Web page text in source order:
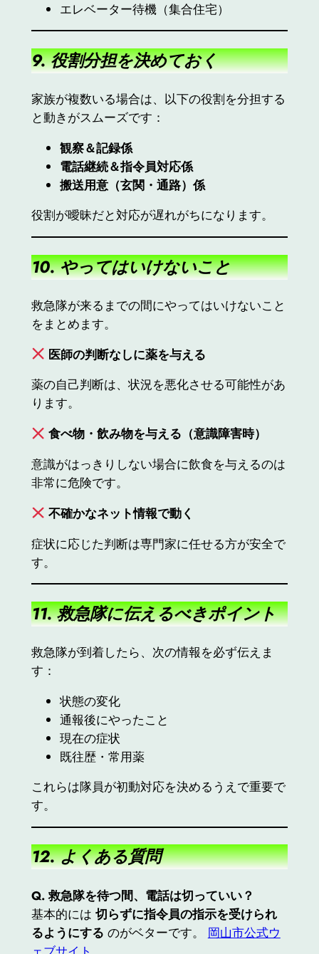
エレベーター待機（集合住宅）
9. 役割分担を決めておく
家族が複数いる場合は、以下の役割を分担する
と動きがスムーズです：
観察＆記録係
電話継続＆指令員対応係
搬送用意（玄関・通路）係
役割が曖昧だと対応が遅れがちになります。
10. やってはいけないこと
救急隊が来るまでの間にやってはいけないこと
をまとめます。
医師の判断なしに薬を与える
薬の自己判断は、状況を悪化させる可能性があ
ります。
食べ物・飲み物を与える（意識障害時）
意識がはっきりしない場合に飲食を与えるのは
非常に危険です。
不確かなネット情報で動く
症状に応じた判断は専門家に任せる方が安全で
す。
11. 救急隊に伝えるべきポイント
救急隊が到着したら、次の情報を必ず伝えま
す：
状態の変化
通報後にやったこと
現在の症状
既往歴・常用薬
これらは隊員が初動対応を決めるうえで重要で
す。
12. よくある質問
Q.救急隊を待つ間、電話は切っていい？
基本的には 切らずに指令員の指示を受けられ
るようにする のがベターです。 岡山市公式ウ